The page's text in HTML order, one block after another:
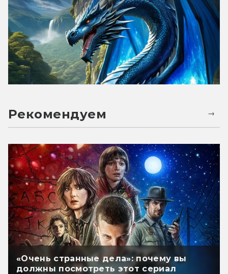
Рекомендуем
«Очень странные дела»: почему вы
должны посмотреть этот сериал